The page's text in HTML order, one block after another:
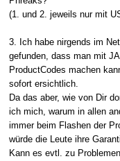
(1. und 2. jeweils nur mit
3. Ich habe nirgends im
gefunden, dass man mit
ProductCodes machen
sofort ersichtlich.
Da das aber, wie von Dir
ich mich, warum in allen
immer beim Flashen der
würde die Leute ihre
Kann es evtl. zu